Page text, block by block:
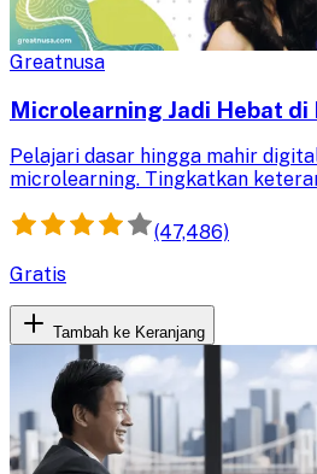
Greatnusa
Microlearning Jadi Hebat
Pelajari dasar hingga mahir
microlearning. Tingkatkan
pemasaran online.(47,486)
Gratis
Tambah ke Keranjang